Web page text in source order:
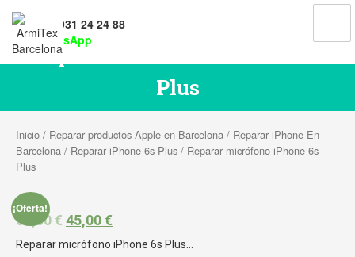
Tel: 931 24 24 88
WhatsApp
Reparar micrófono iPhone 6s
Plus
Inicio / Reparar productos Apple en Barcelona / Reparar iPhone En
Barcelona / Reparar iPhone 6s Plus / Reparar micrófono iPhone 6s
Plus
¡Oferta!
55,00€45,00€
Reparar micrófono iPhone 6s Plus…